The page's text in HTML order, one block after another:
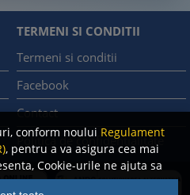
conform noului Regulament
, pentru a va asigura cea mai
Cookie-urile ne ajuta sa
site, oferindu-va dvs.,
TERMENI SI CONDITII
Termeni si conditii
Facebook
Contact
Politica de confidentialitate